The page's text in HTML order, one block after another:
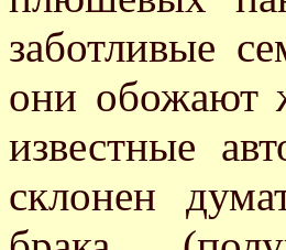
заботливые
они обожают
известные
склонен